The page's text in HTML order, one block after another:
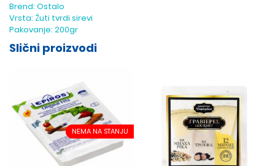
Brend:Ostalo
Vrsta: Žuti tvrdi sirevi
Pakovanje:200gr
Slični proizvodi
NEMA NA STANJU